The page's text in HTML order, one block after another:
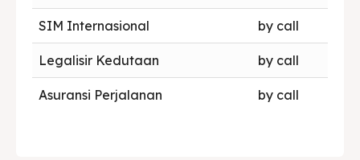
SIM Internasional by call
Legalisir Kedutaan by call
Asuransi Perjalanan by call